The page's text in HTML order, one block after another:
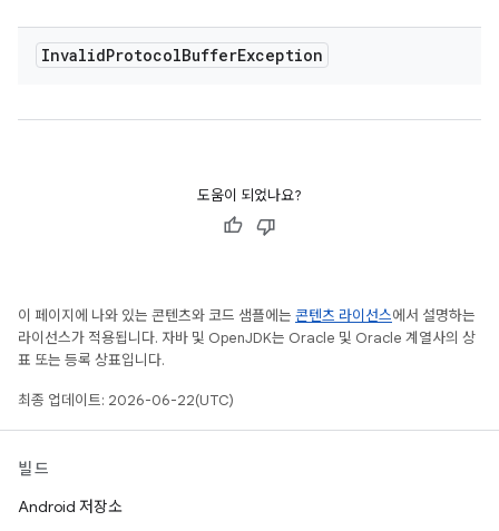
InvalidProtocolBufferException
도움이 되었나요?
이 페이지에 나와 있는 콘텐츠와 코드 샘플에는 콘텐츠 라이선스에서 설명하는
라이선스가 적용됩니다. 자바 및 OpenJDK는 Oracle 및 Oracle 계열사의 상
표 또는 등록 상표입니다.
최종 업데이트: 2026-06-22(UTC)
빌드
Android 저장소